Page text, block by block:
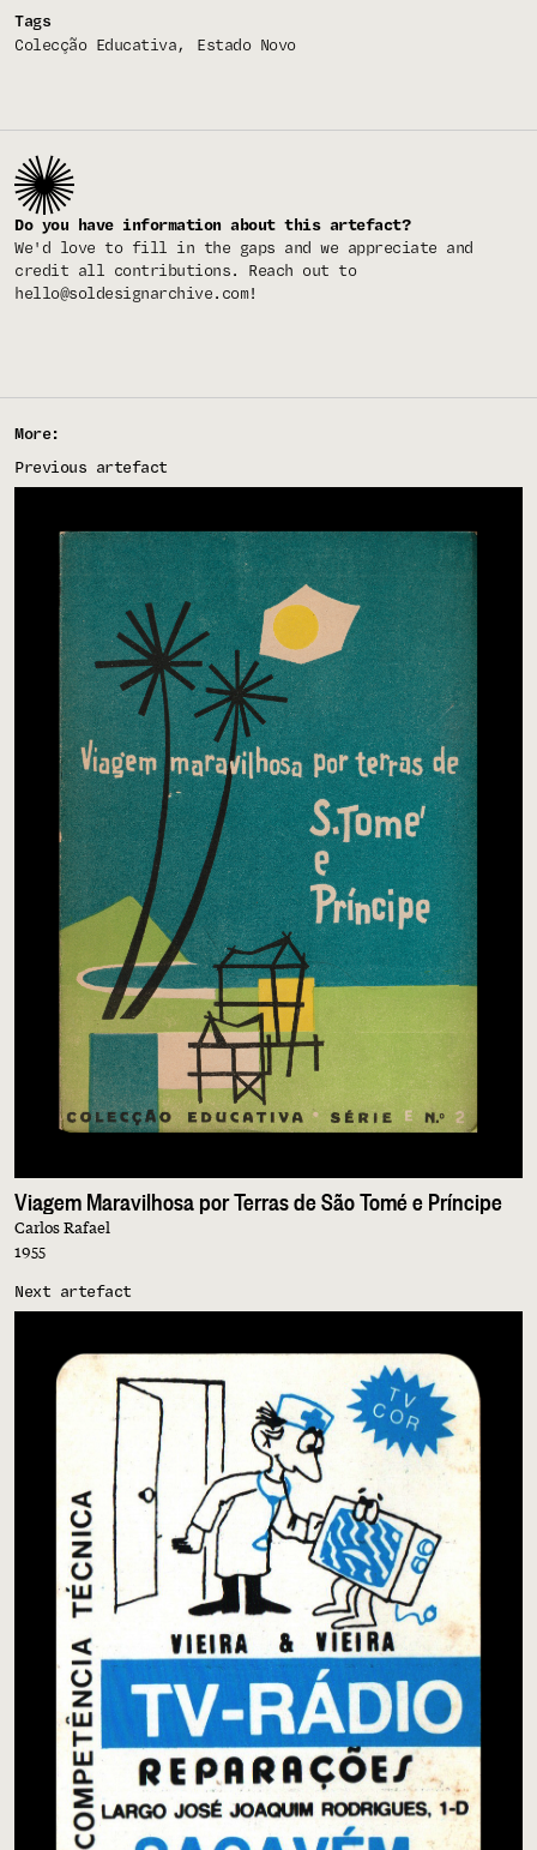
Tags
Colecção Educativa
Estado Novo
Do you have information about this artefact?
We'd love to fill in the gaps and we appreciate and
credit all contributions. Reach out to
hello@soldesignarchive.com!
More:
Previous artefact
Viagem Maravilhosa por Terras de São Tomé e Príncipe
Carlos Rafael
1955
Next artefact